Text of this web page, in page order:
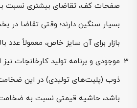
صفحات کف، تقاضای بیشتری نسبت
بسیار سنگین دارند؛ وقتی تقاضا در
بازار برای آن سایز خاص، معمولاً عدد
موجودی و برنامه تولید کارخانجات نیز
ذوب (پلیت‌های تولیدی) در این
باشد، حاشیه قیمتی نسبت به